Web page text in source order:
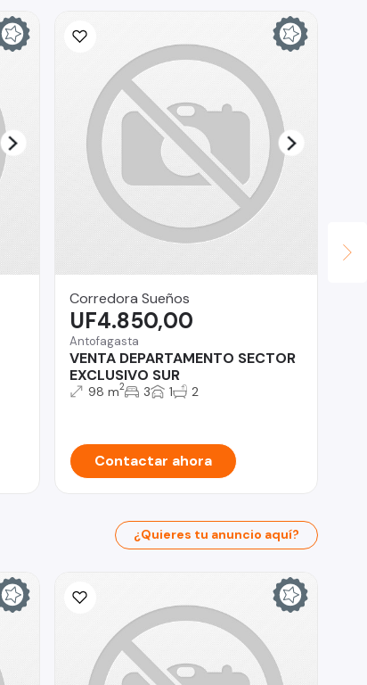
Corredora Sueños
Antofagasta
VENTA DEPARTAMENTO SECTOR
EXCLUSIVO SUR
UF4.850,00
98 m2 3 1 2
Contactar ahora
¿Quieres tu anuncio aquí?